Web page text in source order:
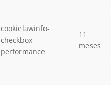
cookielawinfo-
checkbox-
performance
11
meses